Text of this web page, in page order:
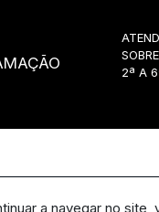
2ª A
a navegar no